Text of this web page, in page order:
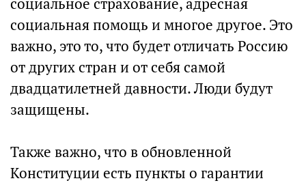
социальное страхование, адресная
социальная помощь и многое другое. Это
важно, это то, что будет отличать Россию
от других стран и от себя самой
двадцатилетней давности. Люди будут
защищены.
Также важно, что в обновленной
Конституции есть пункты о гарантии